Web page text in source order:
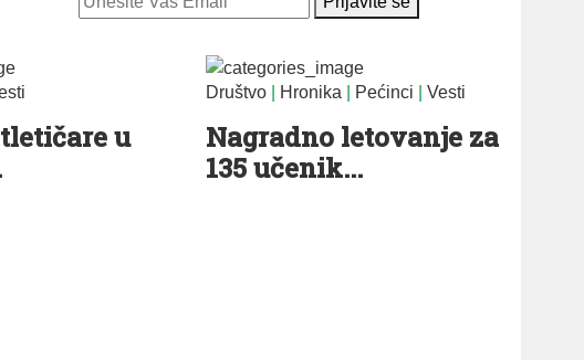
u
Društvo Hronika Pećinci Vesti
Nagradno letovanje za
135 učenik...